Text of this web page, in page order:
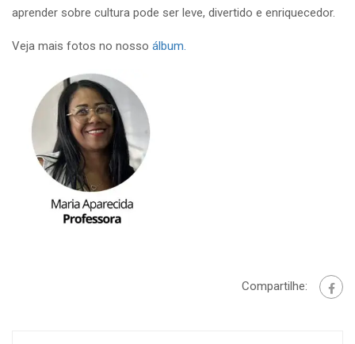
aprender sobre cultura pode ser leve, divertido e enriquecedor.
Veja mais fotos no nosso álbum.
Compartilhe: